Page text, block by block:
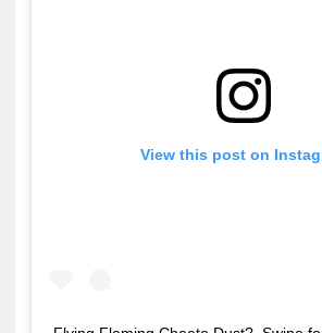
View this post on